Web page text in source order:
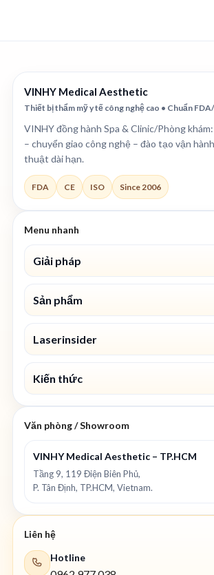
VINHY Medical Aesthetic
Thiết bị thẩm mỹ y tế công nghệ cao • Chuẩn
VINHY đồng hành Spa & Clinic/Phòng
– chuyển giao công nghệ – đào tạo vận
thuật dài hạn.
FDA CE ISO Since 2006
Menu nhanh
Giải pháp
Sản phẩm
Laserinsider
Kiến thức
Văn phòng / Showroom
VINHY Medical Aesthetic – TP.HCM
Tầng 9, 119 Điện Biên Phủ,
P. Tân Định, TP.HCM, Vietnam.
Liên hệ
Hotline